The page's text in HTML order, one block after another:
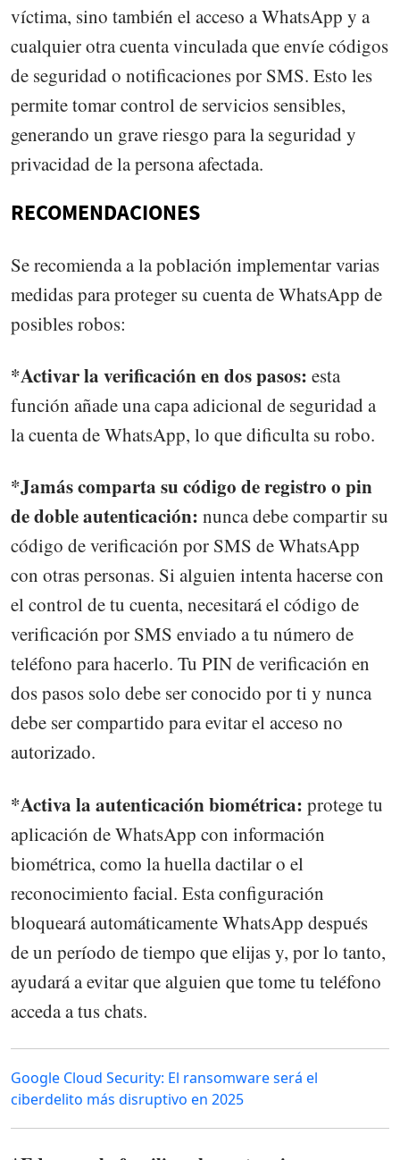
víctima, sino también el acceso a WhatsApp y a
cualquier otra cuenta vinculada que envíe códigos
de seguridad o notificaciones por SMS. Esto les
permite tomar control de servicios sensibles,
generando un grave riesgo para la seguridad y
privacidad de la persona afectada.
RECOMENDACIONES
Se recomienda a la población implementar varias
medidas para proteger su cuenta de WhatsApp de
posibles robos:
*Activar la verificación en dos pasos: esta
función añade una capa adicional de seguridad a
la cuenta de WhatsApp, lo que dificulta su robo.
*Jamás comparta su código de registro o pin
de doble autenticación: nunca debe compartir su
código de verificación por SMS de WhatsApp
con otras personas. Si alguien intenta hacerse con
el control de tu cuenta, necesitará el código de
verificación por SMS enviado a tu número de
teléfono para hacerlo. Tu PIN de verificación en
dos pasos solo debe ser conocido por ti y nunca
debe ser compartido para evitar el acceso no
autorizado.
*Activa la autenticación biométrica: protege tu
aplicación de WhatsApp con información
biométrica, como la huella dactilar o el
reconocimiento facial. Esta configuración
bloqueará automáticamente WhatsApp después
de un período de tiempo que elijas y, por lo tanto,
ayudará a evitar que alguien que tome tu teléfono
acceda a tus chats.
Google Cloud Security: El ransomware será el
ciberdelito más disruptivo en 2025